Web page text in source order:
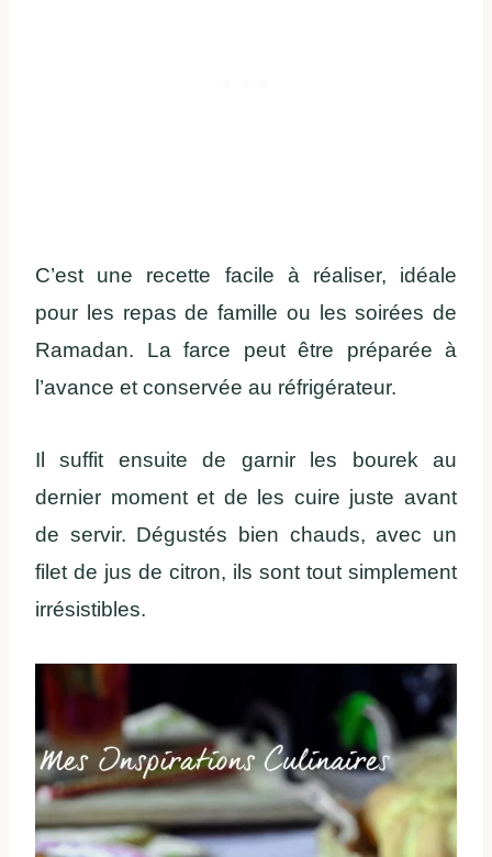
C’est une recette facile à réaliser, idéale
pour les repas de famille ou les soirées de
Ramadan. La farce peut être préparée à
l’avance et conservée au réfrigérateur.
Il suffit ensuite de garnir les bourek au
dernier moment et de les cuire juste avant
de servir. Dégustés bien chauds, avec un
filet de jus de citron, ils sont tout simplement
irrésistibles.